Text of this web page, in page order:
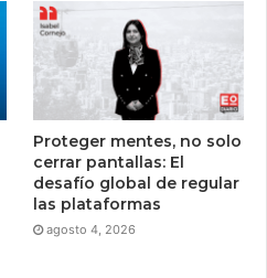
Proteger mentes, no solo
cerrar pantallas: El
desafío global de regular
las plataformas
agosto 4, 2026